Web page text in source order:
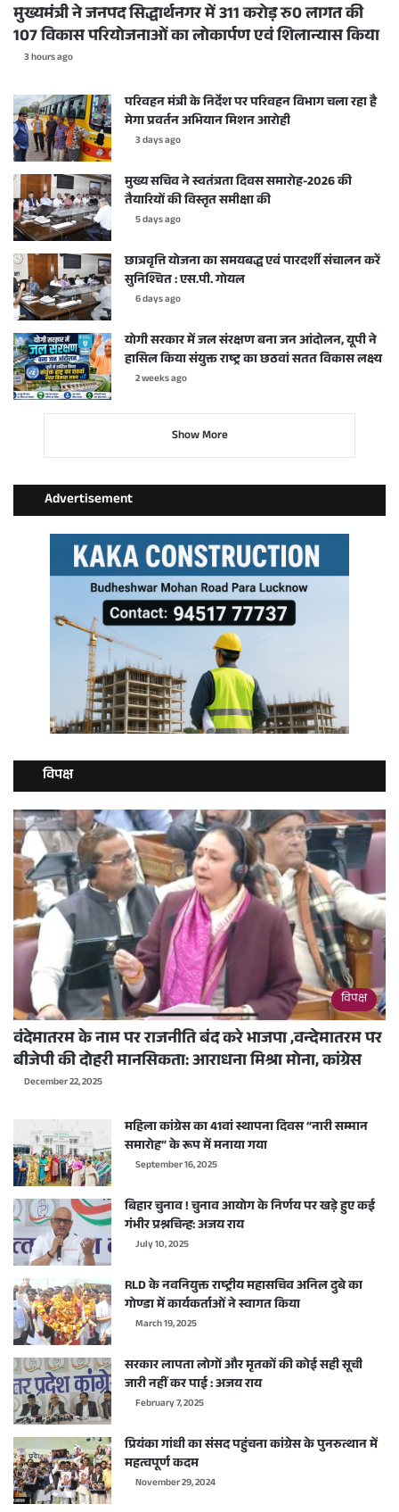
मुख्यमंत्री ने जनपद सिद्धार्थनगर में 311 करोड़ रु0 लागत की
107 विकास परियोजनाओं का लोकार्पण एवं शिलान्यास किया
3 hours ago
परिवहन मंत्री के निर्देश पर परिवहन विभाग चला रहा है
मेगा प्रवर्तन अभियान मिशन आरोही
3 days ago
मुख्य सचिव ने स्वतंत्रता दिवस समारोह-2026 की
तैयारियों की विस्तृत समीक्षा की
5 days ago
छात्रवृत्ति योजना का समयबद्ध एवं पारदर्शी संचालन करें
सुनिश्चित : एस.पी. गोयल
6 days ago
योगी सरकार में जल संरक्षण बना जन आंदोलन, यूपी ने
हासिल किया संयुक्त राष्ट्र का छठवां सतत विकास लक्ष्य
2 weeks ago
Show More
Advertisement
विपक्ष
विपक्ष
वंदेमातरम के नाम पर राजनीति बंद करे भाजपा ,वन्देमातरम पर
बीजेपी की दोहरी मानसिकता: आराधना मिश्रा मोना, कांग्रेस
December 22, 2025
महिला कांग्रेस का 41वां स्थापना दिवस “नारी सम्मान
समारोह” के रूप में मनाया गया
September 16, 2025
बिहार चुनाव ! चुनाव आयोग के निर्णय पर खड़े हुए कई
गंभीर प्रश्नचिन्ह: अजय राय
July 10, 2025
RLD के नवनियुक्त राष्ट्रीय महासचिव अनिल दुबे का
गोण्डा में कार्यकर्ताओं ने स्वागत किया
March 19, 2025
सरकार लापता लोगों और मृतकों की कोई सही सूची
जारी नहीं कर पाई : अजय राय
February 7, 2025
प्रियंका गांधी का संसद पहुंचना कांग्रेस के पुनरुत्थान में
महत्वपूर्ण कदम
November 29, 2024